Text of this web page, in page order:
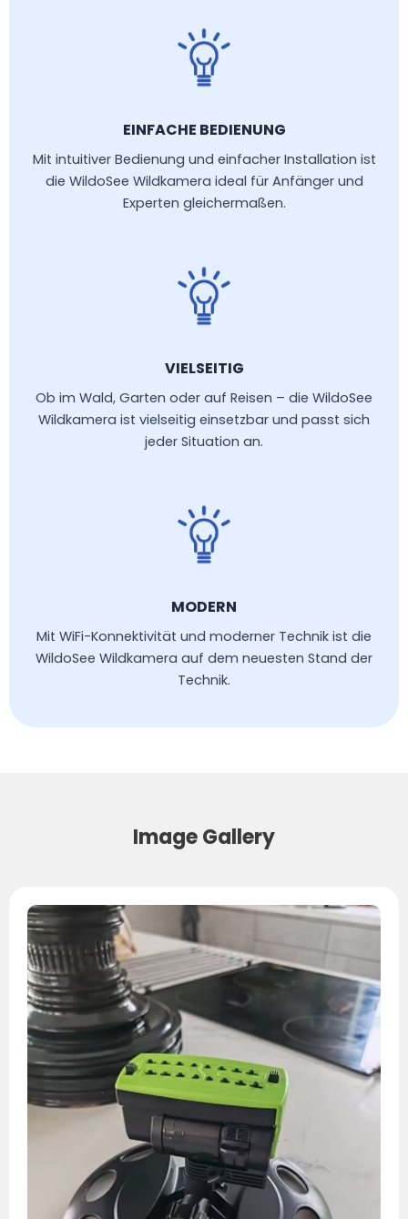
EINFACHE BEDIENUNG
Mit intuitiver Bedienung und einfacher Installation ist
die WildoSee Wildkamera ideal für Anfänger und
Experten gleichermaßen.
VIELSEITIG
Ob im Wald, Garten oder auf Reisen – die WildoSee
Wildkamera ist vielseitig einsetzbar und passt sich
jeder Situation an.
MODERN
Mit WiFi-Konnektivität und moderner Technik ist die
WildoSee Wildkamera auf dem neuesten Stand der
Technik.
Image Gallery